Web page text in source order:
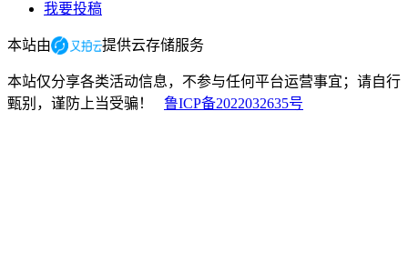
我要投稿
本站由 提供云存储服务
本站仅分享各类活动信息，不参与任何平台运营事宜；请自行
甄别，谨防上当受骗！
鲁ICP备2022032635号